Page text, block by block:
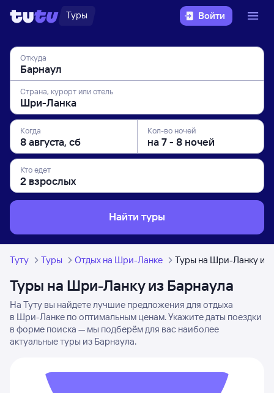
Туры Войти
Откуда
Страна, курорт или отель
Когда Кол-во ночей
Кто едет
Найти туры
Туту Туры Отдых на Шри-Ланке Туры на Шри-Ланку из
Туры на Шри-Ланку из Барнаула
На Туту вы найдете лучшие предложения для отдыха
в Шри-Ланке по оптимальным ценам. Укажите даты поездки
в форме поиска — мы подберём для вас наиболее
актуальные туры из Барнаула.